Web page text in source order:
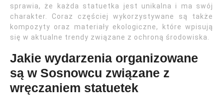
sprawia, że każda statuetka jest unikalna i ma swój
charakter. Coraz częściej wykorzystywane są także
kompozyty oraz materiały ekologiczne, które wpisują
się w aktualne trendy związane z ochroną środowiska.
Jakie wydarzenia organizowane
są w Sosnowcu związane z
wręczaniem statuetek